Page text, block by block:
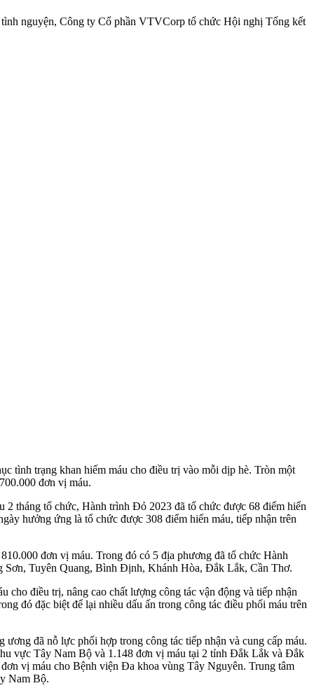
nguyện, Công ty Cổ phần VTVCorp tổ chức Hội nghị Tổng kết
tình trạng khan hiếm máu cho điều trị vào mỗi dịp hè. Tròn một
đơn vị máu.
2 tháng tổ chức, Hành trình Đỏ 2023 đã tổ chức được 68 điểm hiến
hưởng ứng là tổ chức được 308 điểm hiến máu, tiếp nhận trên
đơn vị máu. Trong đó có 5 địa phương đã tổ chức Hành
Tuyên Quang, Bình Định, Khánh Hòa, Đắk Lắk, Cần Thơ.
điều trị, nâng cao chất lượng công tác vận động và tiếp nhận
đó đặc biệt để lại nhiều dấu ấn trong công tác điều phối máu trên
đã nỗ lực phối hợp trong công tác tiếp nhận và cung cấp máu.
vực Tây Nam Bộ và 1.148 đơn vị máu tại 2 tỉnh Đắk Lắk và Đắk
vị máu cho Bệnh viện Đa khoa vùng Tây Nguyên. Trung tâm
Nam Bộ.